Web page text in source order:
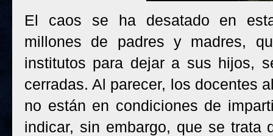
El caos se ha desatado en
millones de padres y madres,
institutos para dejar a sus hijos,
cerradas. Al parecer, los docentes
no están en condiciones de
indicar, sin embargo, que se trata